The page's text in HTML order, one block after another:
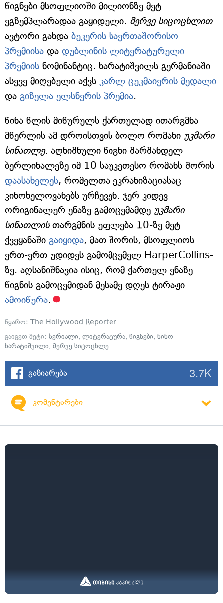
წიგნები მსოფლიოში მილიონზე მეტ
ეგზემპლარადაა გაყიდული. მერვე სიცოცხლით
ავტორი გახდა ბუკერის საერთაშორისო
პრემიისა და დუბლინის ლიტერატურული
პრემიის ნომინანტიც. ხარატიშვილს გერმანიაში
ასევე მიღებული აქვს კარლ ცუკმაიერის მედალი
და გიზელა ელსნერის პრემია.
წინა წლის მიწურულს ქართულად ითარგმნა
მწერლის ამ დროისთვის ბოლო რომანი უკმარი
სინათლე. აღნიშნული წიგნი შარშანდელ
ბერლინალეზე იმ 10 საუკეთესო რომანს შორის
დაასახელეს, რომელთა ეკრანიზაციასაც
კინოხელოვანებს ურჩევენ. ჯერ კიდევ
ორიგინალურ ენაზე გამოცემამდე უკმარი
სინათლისთარგმნის უფლება 10-ზე მეტ
ქვეყანაში გაიყიდა, მათ შორის, მსოფლიოს
ერთ-ერთ უდიდეს გამომცემელ HarperCollins-
ზე. აღსანიშნავია ისიც, რომ ქართულ ენაზე
წიგნის გამოცემიდან მესამე დღეს ტირაჟი
ამოიწურა.
წყარო: The Hollywood Reporter
გაიგეთ მეტი: სერიალი, ლიტერატურა, წიგნები, ნინო
ხარატიშვილი, მერვე სიცოცხლე
გაზიარება 3.7K
კომენტარები